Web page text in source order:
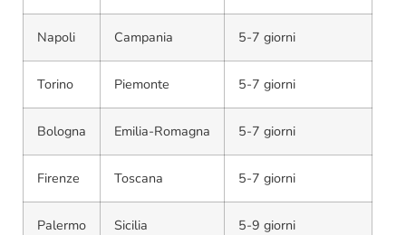
Napoli Campania 5-7 giorni
Torino Piemonte 5-7 giorni
Bologna Emilia-Romagna 5-7 giorni
Firenze Toscana 5-7 giorni
Palermo Sicilia 5-9 giorni